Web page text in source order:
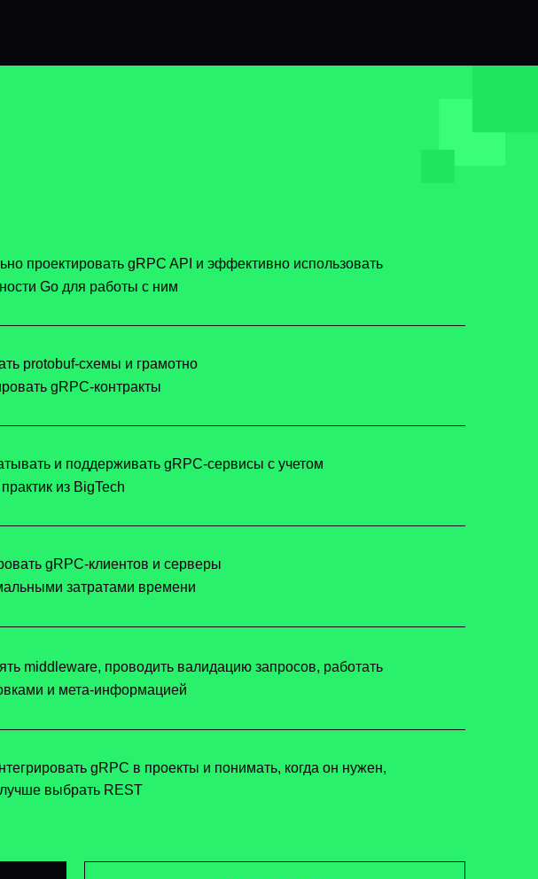
проектировать gRPC API и эффективно использовать
Go для работы с ним
protobuf-схемы и грамотно
gRPC-контракты
и поддерживать gRPC-сервисы с учетом
из BigTech
gRPC-клиентов и серверы
затратами времени
middleware, проводить валидацию запросов, работать
и мета-информацией
gRPC в проекты и понимать, когда он нужен,
лучше выбрать REST